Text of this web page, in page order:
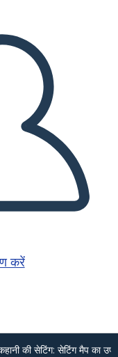
करें
की सेटिंग: सेटिंग मैप का